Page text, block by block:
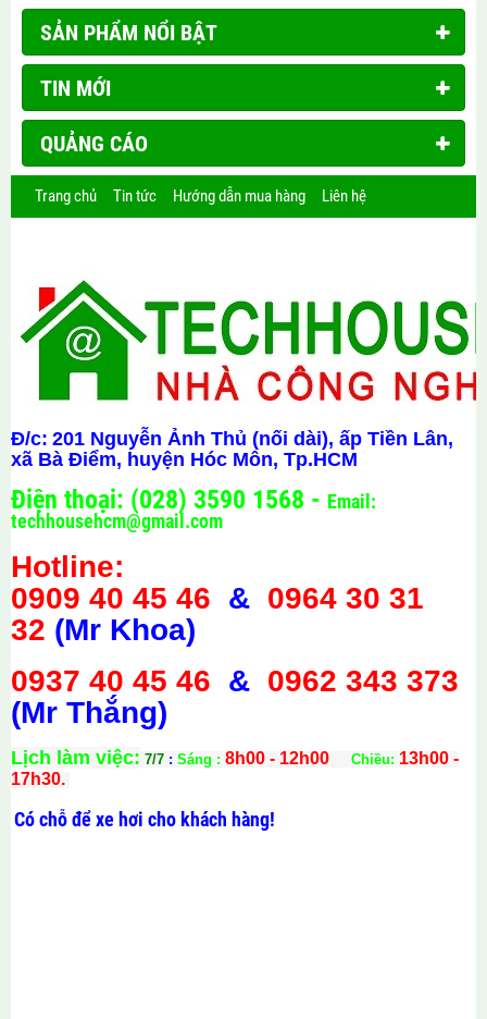
SẢN PHẨM NỔI BẬT
TIN MỚI
QUẢNG CÁO
Trang chủ Tin tức Hướng dẫn mua hàng Liên hệ
Đ/c: 201 Nguyễn Ảnh Thủ (nối dài), ấp Tiền Lân,
xã Bà Điểm, huyện Hóc Môn, Tp.HCM
Điện thoại: (028) 3590 1568 - Email:
techhousehcm@gmail.com
Hotline:
0909 40 45 46 & 0964 30 31
32 (Mr Khoa)
0937 40 45 46 &0962 343 373
(Mr Thắng)
Lịch làm việc: 7/7: Sáng : 8h00 - 12h00 Chiều: 13h00 -
17h30.
Có chỗ để xe hơi cho khách hàng!